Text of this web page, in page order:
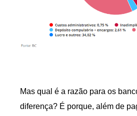
Mas qual é a razão para os
diferença? É porque, além de